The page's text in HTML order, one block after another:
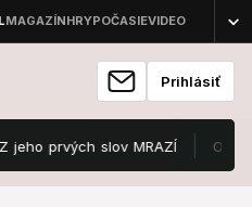
Prihlásiť
slov MRAZÍ